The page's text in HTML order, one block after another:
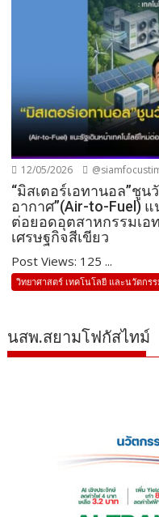
12/05/2026
“มิสเตอร์เอทานอล”ชู
อากาศ”(Air-to-Fuel)
ต่อยอดอุตสาหกรรมเอ
เศรษฐกิจสีเขียว
Post Views: 125 ...
วิทยาศาสตร์ เทคโนโลยี และนวัตกร
นสพ.สยามโฟกัสไทม์